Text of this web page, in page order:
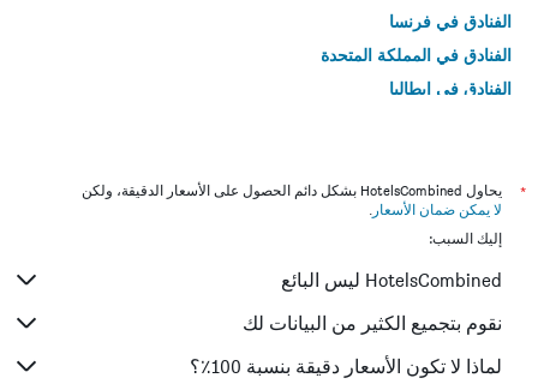
الفنادق في فرنسا
الفنادق في المملكة المتحدة
الفنادق في إيطاليا
*
يحاول HotelsCombined بشكل دائم الحصول على الأسعار الدقيقة، ولكن
لا يمكن ضمان الأسعار .
إليك السبب:
HotelsCombined ليس البائع
نقوم بتجميع الكثير من البيانات لك
لماذا لا تكون الأسعار دقيقة بنسبة 100٪؟